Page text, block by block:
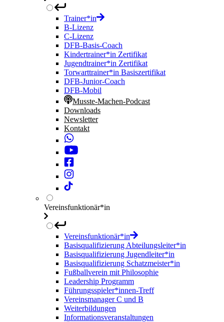
Trainer*in
B-Lizenz
C-Lizenz
DFB-Basis-Coach
Kindertrainer*in Zertifikat
Jugendtrainer*in Zertifikat
Torwarttrainer*in Basiszertifikat
DFB-Junior-Coach
DFB-Mobil
Musste-Machen-Podcast
Downloads
Newsletter
Kontakt
Vereinsfunktionär*in
Vereinsfunktionär*in
Basisqualifizierung Abteilungsleiter*in
Basisqualifizierung Jugendleiter*in
Basisqualifizierung Schatzmeister*in
Fußballverein mit Philosophie
Leadership Programm
Führungsspieler*innen-Treff
Vereinsmanager C und B
Weiterbildungen
Informationsveranstaltungen